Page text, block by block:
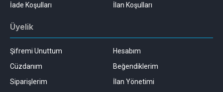
İade Koşulları
İlan Koşulları
Üyelik
Şifremi Unuttum
Hesabım
Cüzdanım
Beğendiklerim
Siparişlerim
İlan Yönetimi